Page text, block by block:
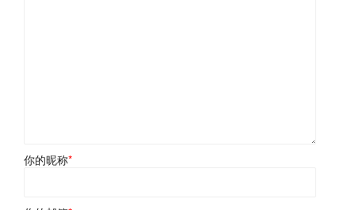
你的昵称*